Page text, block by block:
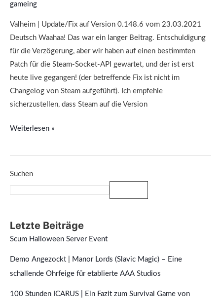
gameing
Valheim | Update/Fix auf Version 0.148.6 vom 23.03.2021
Deutsch Waahaa! Das war ein langer Beitrag. Entschuldigung
für die Verzögerung, aber wir haben auf einen bestimmten
Patch für die Steam-Socket-API gewartet, und der ist erst
heute live gegangen! (der betreffende Fix ist nicht im
Changelog von Steam aufgeführt). Ich empfehle
sicherzustellen, dass Steam auf die Version
Weiterlesen »
Suchen
Letzte Beiträge
Scum Halloween Server Event
Demo Angezockt | Manor Lords (Slavic Magic) – Eine
schallende Ohrfeige für etablierte AAA Studios
100 Stunden ICARUS | Ein Fazit zum Survival Game von